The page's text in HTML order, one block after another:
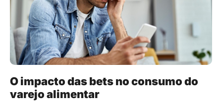
O impacto das bets no consumo do
varejo alimentar